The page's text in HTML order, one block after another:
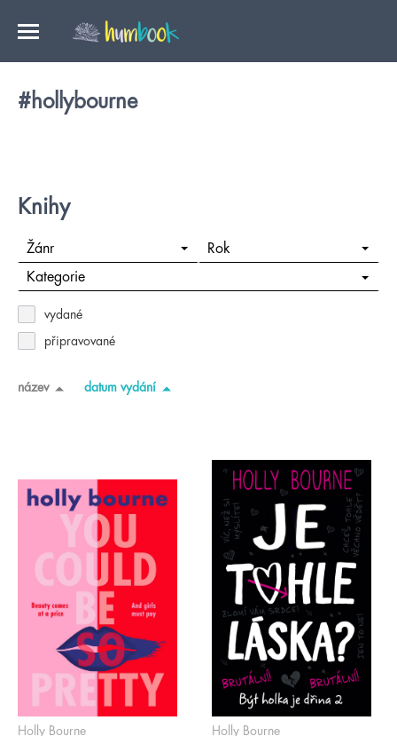
#hollybourne
Knihy
Žánr Rok
Kategorie
vydané
připravované
název datum vydání
Holly Bourne Holly Bourne